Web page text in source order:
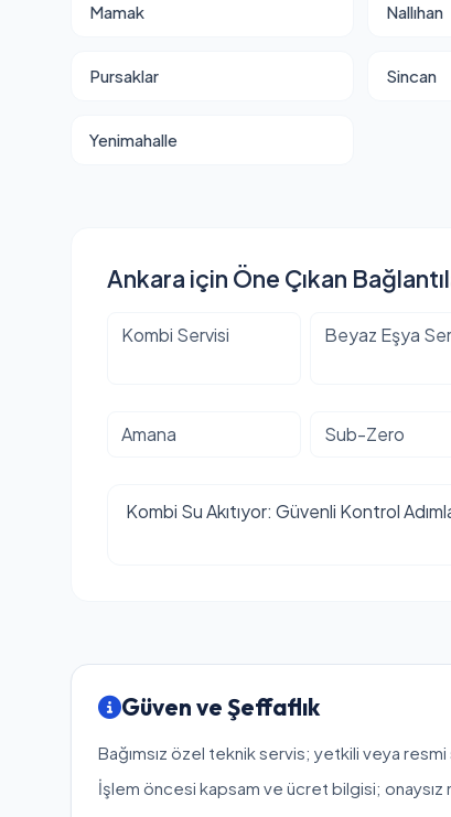
Mamak Nallıhan
Pursaklar Sincan
Yenimahalle
Ankara için Öne Çıkan
Kombi Servisi Beyaz Eşya
Amana Sub-Zero
Kombi Su Akıtıyor: Güvenli Kontrol
Güven ve Şeffaflık
Bağımsız özel teknik servis; yetkili veya
İşlem öncesi kapsam ve ücret bilgisi; onaysız